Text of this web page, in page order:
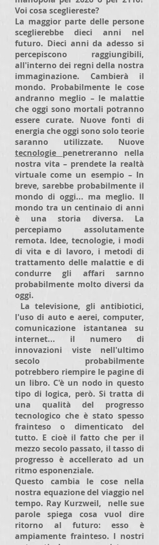
Voi cosa scegliereste?
La maggior parte delle persone
sceglierebbe dieci anni nel
futuro. Dieci anni da adesso si
percepiscono raggiungibili,
all'interno dei regni della nostra
immaginazione. Cambierà il
mondo. Probabilmente le cose
andranno meglio – le malattie
che oggi sono mortali potranno
essere curate. Nuove fonti di
energia che oggi sono solo teorie
saranno utilizzate. Nuove
tecnologie penetreranno nella
nostra vita – prendete la realtà
virtuale come un esempio – In
breve, sarebbe probabilmente il
mondo di oggi... ma meglio. Il
mondo tra un centinaio di anni
è una storia diversa. La
percepiamo assolutamente
remota. Idee, tecnologie, i modi
di vita e di lavoro, i metodi di
trattamento delle malattie e di
condurre gli affari sarnno
probabilmente molto diversi da
oggi.
La televisione, gli antibiotici,
l'uso di auto e aerei, computer,
comunicazione istantanea su
internet... il numero di
innovazioni viste nell'ultimo
secolo probabilmente
potrebbero riempire le pagine di
un libro. C'è un nodo in questo
tipo di logica, però. Si tratta di
una qualità del progresso
tecnologico che è stato spesso
frainteso o dimenticato del
tutto. E cioè il fatto che per il
mezzo secolo passato, il tasso di
progresso è accellerato ad un
ritmo esponenziale.
Questo cambia le cose nella
nostra equazione del viaggio nel
tempo. Ray Kurzweil, nelle sue
parole spiega cosa vuol dire
ritorno al futuro: esso è
ampiamente frainteso. I nostri